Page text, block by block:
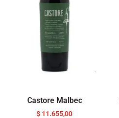
Castore Malbec
$ 11.655,00